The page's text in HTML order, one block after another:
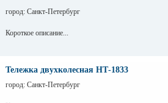
город: Санкт-Петербург
Короткое описание...
Тележка двухколесная НТ-1833
город: Санкт-Петербург